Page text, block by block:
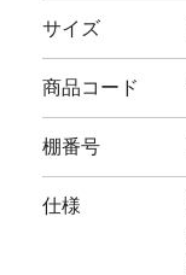
サイズ
商品コード
棚番号
仕様